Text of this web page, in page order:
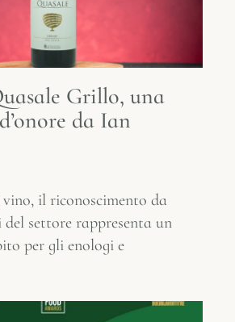
Grillo, una
da Ian
il riconoscimento da
settore rappresenta un
per gli enologi e